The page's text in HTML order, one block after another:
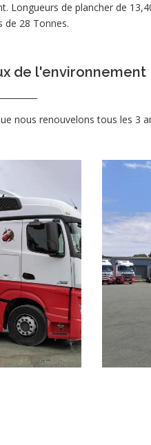
Longueurs de plancher de
de 28 Tonnes.
de l'environnement
nous renouvelons tous les 3